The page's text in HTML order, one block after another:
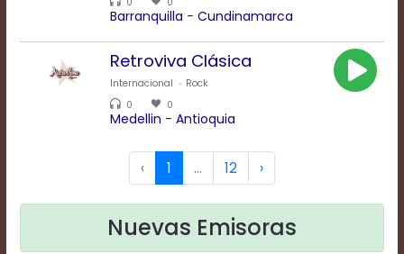
Style
Barranquilla - Cundinamarca
Retroviva Clásica
Internacional
Rock
0
0
Medellin - Antioquia
‹ 1 ... 12 ›
Nuevas Emisoras